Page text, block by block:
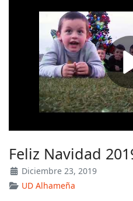
Feliz Navidad
Diciembre 23, 2019
UD Alhameña